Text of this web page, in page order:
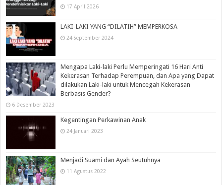
17 April 2026
LAKI-LAKI YANG “DILATIH” MEMPERKOSA
24 September 2024
Mengapa Laki-laki Perlu Memperingati 16 Hari Anti
Kekerasan Terhadap Perempuan, dan Apa yang Dapat
dilakukan Laki-laki untuk Mencegah Kekerasan
Berbasis Gender?
6 Desember 2023
Kegentingan Perkawinan Anak
24 Januari 2023
Menjadi Suami dan Ayah Seutuhnya
11 Agustus 2022